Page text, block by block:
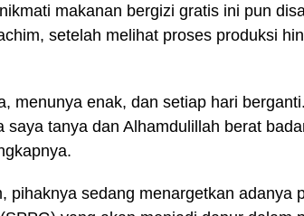
makanan bergizi gratis ini pun
setelah melihat proses produksi
menunya enak, dan setiap hari
saya tanya dan Alhamdulillah berat
pihaknya sedang menargetkan adanya